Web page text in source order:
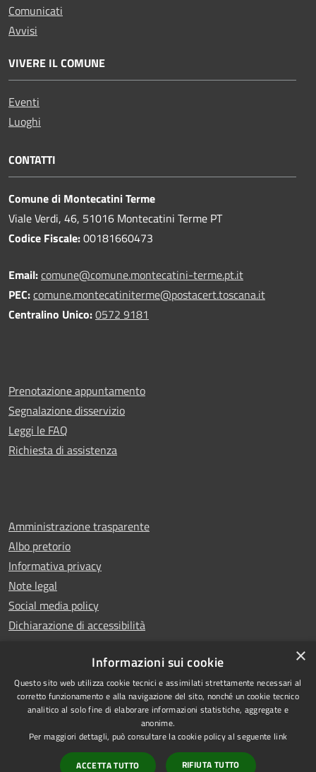
Comunicati
Avvisi
VIVERE IL COMUNE
Eventi
Luoghi
CONTATTI
Comune di Montecatini Terme
Viale Verdi, 46, 51016 Montecatini Terme PT
Codice Fiscale:00181660473
Email:comune@comune.montecatini-terme.pt.it
PEC:comune.montecatiniterme@postacert.toscana.it
Centralino Unico:0572 9181
Prenotazione appuntamento
Segnalazione disservizio
Leggi le FAQ
Richiesta di assistenza
Amministrazione trasparente
Albo pretorio
Informativa privacy
Note legal
Social media policy
Dichiarazione di accessibilità
RSS
Accessibilità
Privacy
Copyright © 2025 Comune di
Montecatini Terme
Powered byMunicipium
Accesso redazione
×
Informazioni sui cookie
Questo sito web utilizza cookie tecnici e assimilati strettamente necessari al
corretto funzionamento e alla navigazione del sito, nonché un cookie tecnico
analitico al solo fine di elaborare informazioni statistiche, aggregate e
anonime.
Per maggiori dettagli, può consultare la cookie policy al seguente link
ACCETTA TUTTO RIFIUTA TUTTO